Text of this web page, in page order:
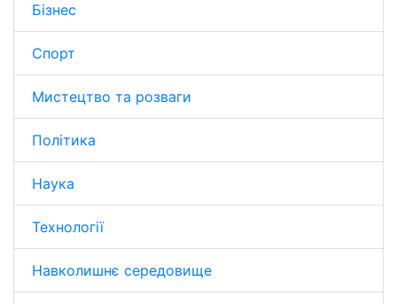
Бізнес
Спорт
Мистецтво та розваги
Політика
Наука
Технології
Навколишнє середовище